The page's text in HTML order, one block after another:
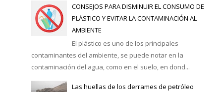
CONSEJOS PARA DISMINUIR EL CONSUMO DE
PLÁSTICO Y EVITAR LA CONTAMINACIÓN AL
AMBIENTE
El plástico es uno de los principales
contaminantes del ambiente, se puede notar en la
contaminación del agua, como en el suelo, en dond...
Las huellas de los derrames de petróleo